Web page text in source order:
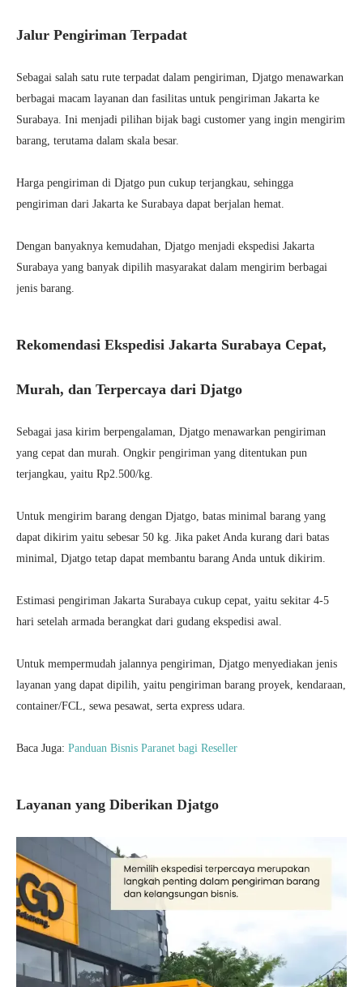
Jalur Pengiriman Terpadat
Sebagai salah satu rute terpadat dalam pengiriman, Djatgo menawarkan
berbagai macam layanan dan fasilitas untuk pengiriman Jakarta ke
Surabaya. Ini menjadi pilihan bijak bagi customer yang ingin mengirim
barang, terutama dalam skala besar.
Harga pengiriman di Djatgo pun cukup terjangkau, sehingga
pengiriman dari Jakarta ke Surabaya dapat berjalan hemat.
Dengan banyaknya kemudahan, Djatgo menjadi ekspedisi Jakarta
Surabaya yang banyak dipilih masyarakat dalam mengirim berbagai
jenis barang.
Rekomendasi Ekspedisi Jakarta Surabaya Cepat,
Murah, dan Terpercaya dari Djatgo
Sebagai jasa kirim berpengalaman, Djatgo menawarkan pengiriman
yang cepat dan murah. Ongkir pengiriman yang ditentukan pun
terjangkau, yaitu Rp2.500/kg.
Untuk mengirim barang dengan Djatgo, batas minimal barang yang
dapat dikirim yaitu sebesar 50 kg. Jika paket Anda kurang dari batas
minimal, Djatgo tetap dapat membantu barang Anda untuk dikirim.
Estimasi pengiriman Jakarta Surabaya cukup cepat, yaitu sekitar 4-5
hari setelah armada berangkat dari gudang ekspedisi awal.
Untuk mempermudah jalannya pengiriman, Djatgo menyediakan jenis
layanan yang dapat dipilih, yaitu pengiriman barang proyek, kendaraan,
container/FCL, sewa pesawat, serta express udara.
Baca Juga: Panduan Bisnis Paranet bagi Reseller
Layanan yang Diberikan Djatgo